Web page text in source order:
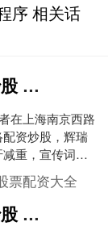
序 相关话
配资网络配资炒股 减重广告已打到LV巨轮对面！处方药成消费品？
在上海南京西路
资炒股，辉瑞
重，宣传词写
瑞广告牌的对面
票配资大全
配资网络配资炒股 深圳荷花赏开幕，预计超百万朵荷花绽放，最佳赏荷路线来了